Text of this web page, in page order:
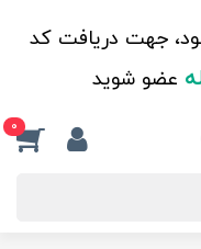
جهت دریافت کد
عضو شوید
0